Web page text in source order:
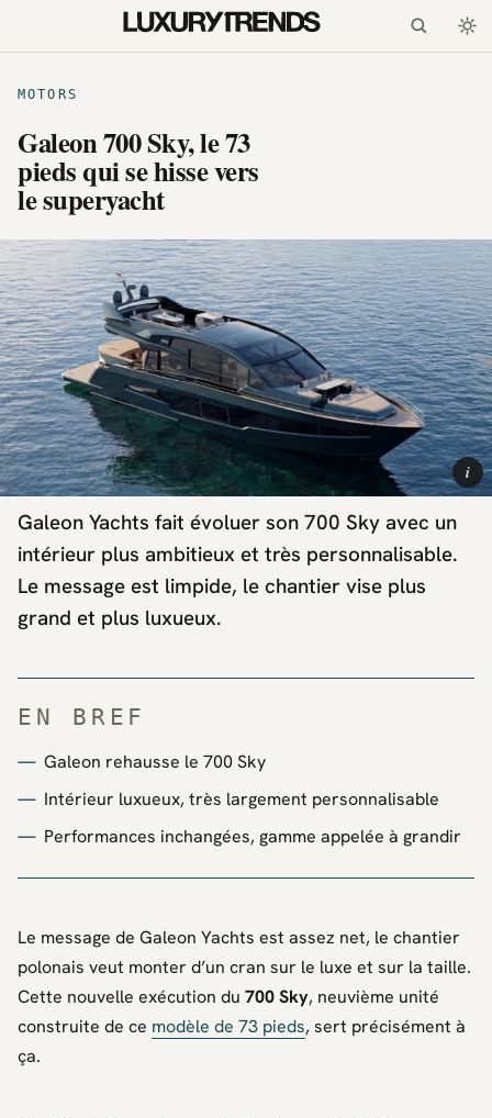
MOTORS
Galeon 700 Sky, le 73
pieds qui se hisse vers
le superyacht
i
Galeon Yachts fait évoluer son 700 Sky avec un
intérieur plus ambitieux et très personnalisable.
Le message est limpide, le chantier vise plus
grand et plus luxueux.
EN BREF
Galeon rehausse le 700 Sky
Intérieur luxueux, très largement personnalisable
Performances inchangées, gamme appelée à grandir
Le message de Galeon Yachts est assez net, le chantier
polonais veut monter d’un cran sur le luxe et sur la taille.
Cette nouvelle exécution du 700 Sky, neuvième unité
construite de ce modèle de 73 pieds, sert précisément à
ça.